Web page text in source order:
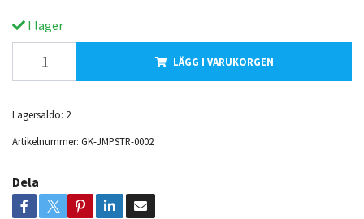
I lager
LÄGG I VARUKORGEN
Lagersaldo: 2
Artikelnummer: GK-JMPSTR-0002
Dela